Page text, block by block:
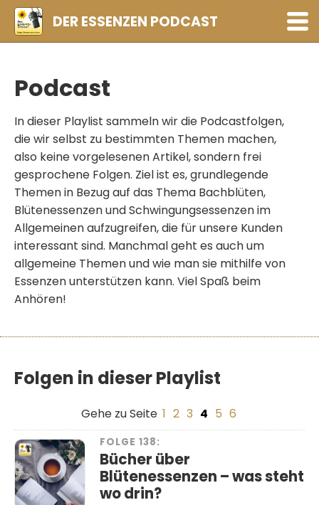
DER ESSENZEN PODCAST
Podcast
In dieser Playlist sammeln wir die Podcastfolgen,
die wir selbst zu bestimmten Themen machen,
also keine vorgelesenen Artikel, sondern frei
gesprochene Folgen. Ziel ist es, grundlegende
Themen in Bezug auf das Thema Bachblüten,
Blütenessenzen und Schwingungsessenzen im
Allgemeinen aufzugreifen, die für unsere Kunden
interessant sind. Manchmal geht es auch um
allgemeine Themen und wie man sie mithilfe von
Essenzen unterstützen kann. Viel Spaß beim
Anhören!
Folgen in dieser Playlist
Gehe zu Seite 1 2 3 4 5 6
FOLGE 138:
Bücher über
Blütenessenzen – was steht
wo drin?